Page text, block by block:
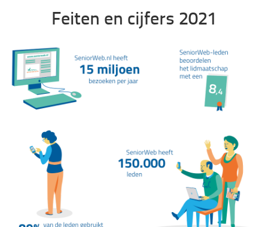
Feiten en cijfers 2021